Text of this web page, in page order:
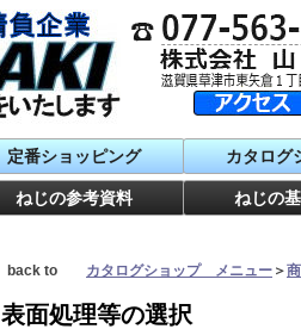
定番ショッピング カタログ
ねじの参考資料 ねじの
back to カタログショップ メニュー ＞
表面処理等の選択